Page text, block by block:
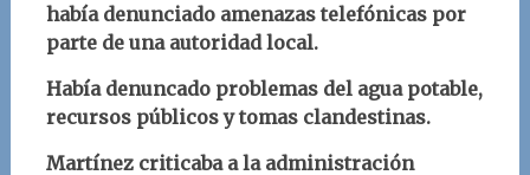
había denunciado amenazas telefónicas por
parte de una autoridad local.
Había denuncado problemas del agua potable,
recursos públicos y tomas clandestinas.
Martínez criticaba a la administración